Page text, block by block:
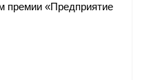
премии «Предприятие